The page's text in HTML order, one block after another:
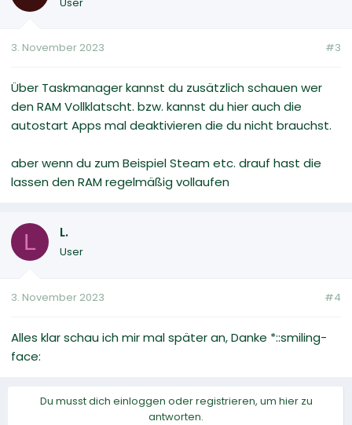
3. November 2023 #3
Über Taskmanager kannst du zusätzlich schauen wer
den RAM Vollklatscht. bzw. kannst du hier auch die
autostart Apps mal deaktivieren die du nicht brauchst.
aber wenn du zum Beispiel Steam etc. drauf hast die
lassen den RAM regelmäßig vollaufen
L L.
User
3. November 2023 #4
Alles klar schau ich mir mal später an, Danke *::smiling-
face:
Du musst dich einloggen oder registrieren, um hier zu
antworten.